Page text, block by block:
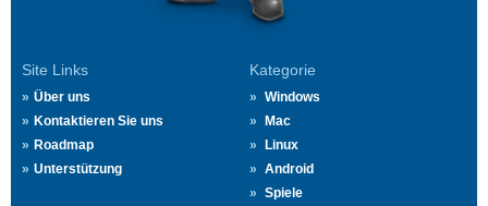
Site Links
Über uns
Kontaktieren Sie uns
Roadmap
Unterstützung
Kategorie
Windows
Mac
Linux
Android
Spiele